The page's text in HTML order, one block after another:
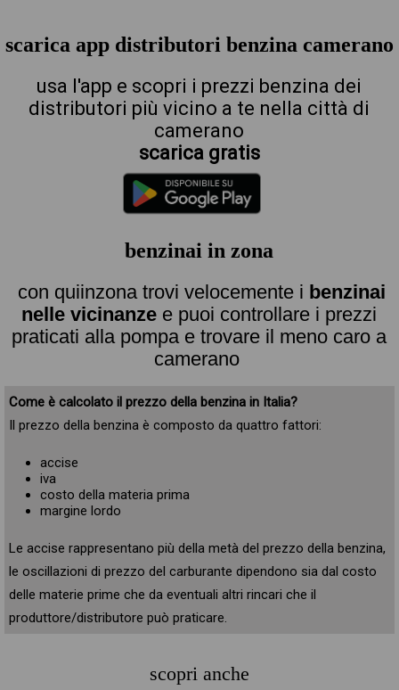
scarica app distributori benzina camerano
usa l'app e scopri i prezzi benzina dei
distributori più vicino a te nella città di
camerano
scarica gratis
benzinai in zona
con quiinzona trovi velocemente i benzinai
nelle vicinanze e puoi controllare i prezzi
praticati alla pompa e trovare il meno caro a
camerano
Come è calcolato il prezzo della benzina in Italia?
Il prezzo della benzina è composto da quattro fattori:
accise
iva
costo della materia prima
margine lordo
Le accise rappresentano più della metà del prezzo della benzina,
le oscillazioni di prezzo del carburante dipendono sia dal costo
delle materie prime che da eventuali altri rincari che il
produttore/distributore può praticare.
scopri anche